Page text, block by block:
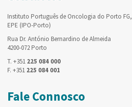
Instituto Português de Oncologia do Porto FG,
EPE (IPO-Porto)
Rua Dr. António Bernardino de Almeida
4200-072 Porto
T. +351 225 084 000
F. +351 225 084 001
Fale Connosco